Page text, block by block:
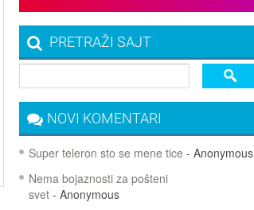
PRETRAŽI SAJT
NOVI KOMENTARI
Super teleron sto se mene tice - Anonymous
Nema bojaznosti za pošteni
svet - Anonymous